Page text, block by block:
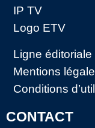
IP TV
Logo ETV
Ligne éditoriale
Mentions
Conditions
CONTACT